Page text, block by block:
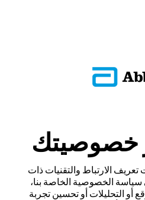
خصوصيتك
الارتباط والتقنيات ذات
الخصوصية الخاصة بنا،
أو التحليلات أو تحسين تجربة